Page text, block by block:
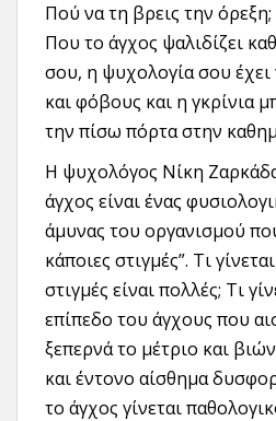
Πού να τη βρεις την
Που το άγχος ψαλιδίζει
σου, η ψυχολογία σου έχει
και φόβους και η γκρίνια
την πίσω πόρτα στην
Η ψυχολόγος Νίκη
άγχος είναι ένας
άμυνας του οργανισμού
κάποιες στιγμές”. Τι
στιγμές είναι πολλές; Τι
επίπεδο του άγχους που
ξεπερνά το μέτριο και
και έντονο αίσθημα
το άγχος γίνεται